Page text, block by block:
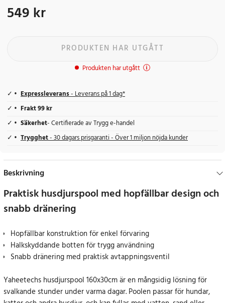
Pris:549 kr
549 kr
PRODUKTEN HAR UTGÅTT
Produkten har utgått
Expressleverans- Leverans på 1 dag*
Frakt 99 kr
Säkerhet- Certifierade av Trygg e-handel
Trygghet- 30 dagars prisgaranti - Över 1 miljon nöjda kunder
Beskrivning
Praktisk husdjurspool med hopfällbar design och
snabb dränering
Hopfällbar konstruktion för enkel förvaring
Halkskyddande botten för trygg användning
Snabb dränering med praktisk avtappningsventil
Yaheetechs husdjurspool 160x30cm är en mångsidig lösning för
svalkande stunder under varma dagar. Poolen passar för hundar,